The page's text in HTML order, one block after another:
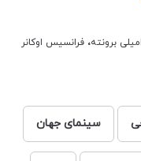
امیلی برونته، فرانسیس اوکانر
سینمای جهان